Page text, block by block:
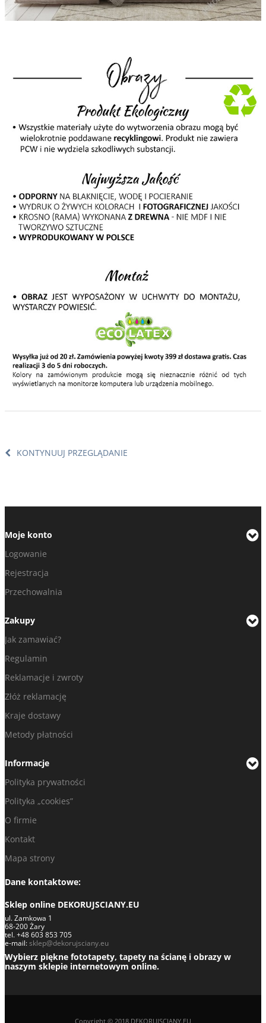
KONTYNUUJ PRZEGLĄDANIE
Moje konto
Logowanie
Rejestracja
Przechowalnia
Zakupy
Jak zamawiać?
Regulamin
Reklamacje i zwroty
Złóż reklamację
Kraje dostawy
Metody płatności
Informacje
Polityka prywatności
Polityka „cookies”
O firmie
Kontakt
Mapa strony
Dane kontaktowe:
Sklep online DEKORUJSCIANY.EU
ul. Zamkowa 1
68-200 Żary
tel. +48 603 853 705
e-mail:sklep@dekorujsciany.eu
Wybierz piękne fototapety, tapety na ścianę i obrazy w
naszym sklepie internetowym online.
Copyright © 2018 DEKORUJSCIANY.EU